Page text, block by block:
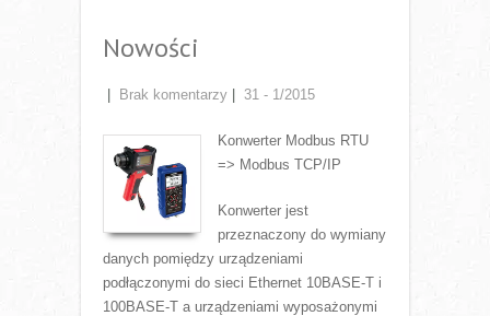
Nowości
Brak komentarzy 31 - 1/2015
Konwerter Modbus RTU
=> Modbus TCP/IP
Konwerter jest
przeznaczony do wymiany
danych pomiędzy urządzeniami
podłączonymi do sieci Ethernet 10BASE-T i
100BASE-T a urządzeniami wyposażonymi